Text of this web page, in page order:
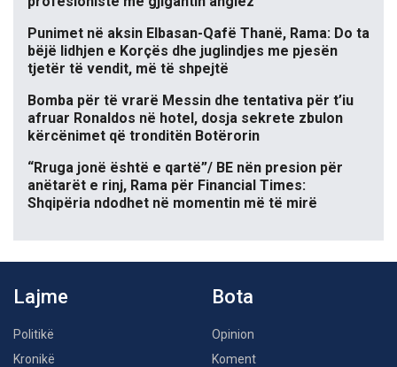
Punimet në aksin Elbasan-Qafë Thanë, Rama: Do ta
bëjë lidhjen e Korçës dhe juglindjes me pjesën
tjetër të vendit, më të shpejtë
Bomba për të vrarë Messin dhe tentativa për t’iu
afruar Ronaldos në hotel, dosja sekrete zbulon
kërcënimet që tronditën Botërorin
“Rruga jonë është e qartë”/ BE nën presion për
anëtarët e rinj, Rama për Financial Times:
Shqipëria ndodhet në momentin më të mirë
Lajme
Politikë
Kronikë
Bota
Opinion
Koment